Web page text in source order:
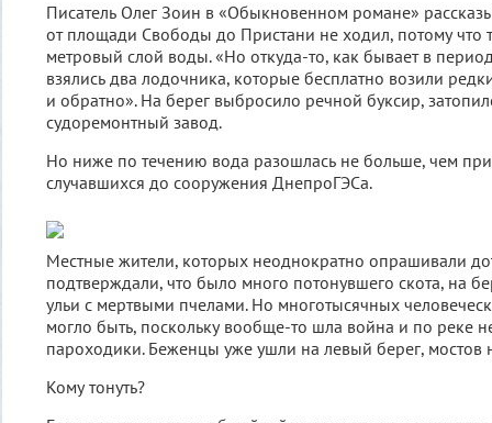
Писатель Олег Зоин в «Обыкновенном романе»
от площади Свободы до Пристани не ходил, потому что
метровый слой воды. «Но откуда-то, как бывает в
взялись два лодочника, которые бесплатно возили
и обратно». На берег выбросило речной буксир,
судоремонтный завод.
Но ниже по течению вода разошлась не больше, чем
случавшихся до сооружения ДнепроГЭСа.
Местные жители, которых неоднократно опрашивали
подтверждали, что было много потонувшего скота, на
ульи с мертвыми пчелами. Но многотысячных
могло быть, поскольку вообще-то шла война и по реке
пароходики. Беженцы уже ушли на левый берег, мостов
Кому тонуть?